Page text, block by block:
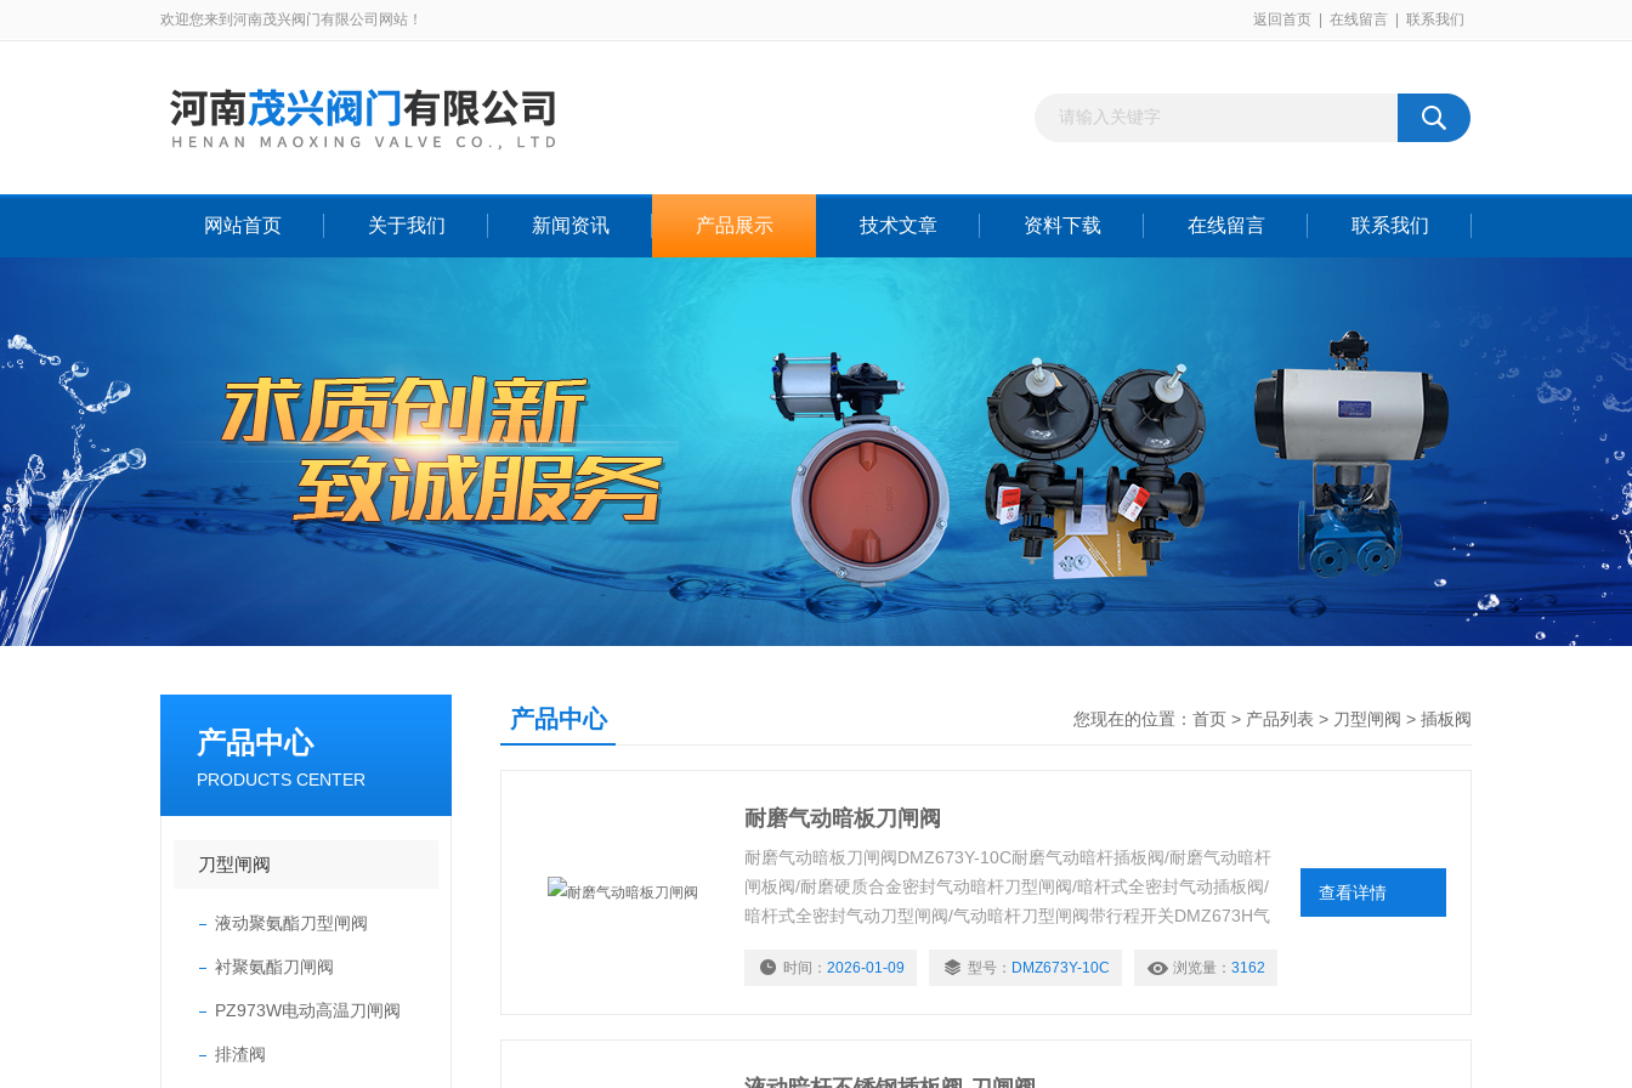
欢迎您来到河南茂兴阀门有限公司网站！ 返回首页 在线留言 联系我们
网站首页 关于我们 新闻资讯 产品展示 技术文章 资料下载 在线留言 联系我们
产品中心
PRODUCTS CENTER
刀型闸阀
液动聚氨酯刀型闸阀
衬聚氨酯刀闸阀
PZ973W电动高温刀闸阀
排渣阀
产品中心 您现在的位置： 首页 > 产品列表 > 刀型闸阀 > 插板阀
耐磨气动暗板刀闸阀
耐磨气动暗板刀闸阀DMZ673Y-10C耐磨气动暗杆插板阀/耐磨气动暗杆
闸板阀/耐磨硬质合金密封气动暗杆刀型闸阀/暗杆式全密封气动插板阀/
暗杆式全密封气动刀型闸阀/气动暗杆刀型闸阀带行程开关DMZ673H气
板阀/气动暗杆闸板阀/气动不锈钢暗杆刀型闸阀/气动不锈钢暗杆插板阀/
时间： 2026-01-09 型号： DMZ673Y-10C 浏览量： 3162
查看详情